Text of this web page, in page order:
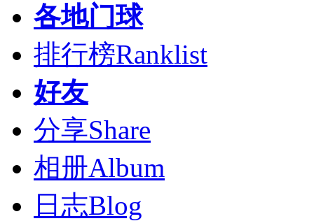
各地门球
排行榜Ranklist
好友
分享Share
相册Album
日志Blog